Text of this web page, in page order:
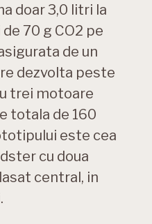
doar 3,0 litri la
70 g CO2 pe
de un
dezvolta peste
trei motoare
totala de 160
este cea
cu doua
central, in